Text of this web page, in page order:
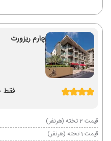
چارم ریزورت
فقط
قیمت 2 تخته (هرنفر)
قیمت 1 تخته (هرنفر)